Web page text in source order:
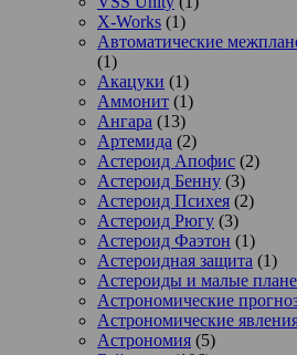
X-Works (1)
Автоматические
(1)
Акацуки (1)
Аммонит (1)
Ангара (13)
Артемида (2)
Астероид Апофис (2)
Астероид Бенну (3)
Астероид Психея (2)
Астероид Рюгу (3)
Астероид Фаэтон (1)
Астероидная защита (1)
Астероиды и малые
Астрономические
Астрономические
Астрономия (5)